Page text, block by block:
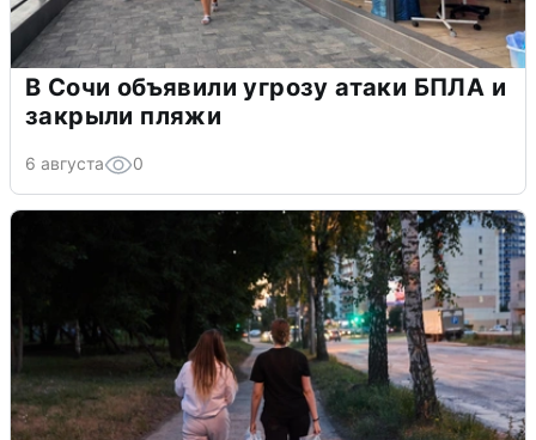
В Сочи объявили угрозу атаки БПЛА и
закрыли пляжи
6 августа 0